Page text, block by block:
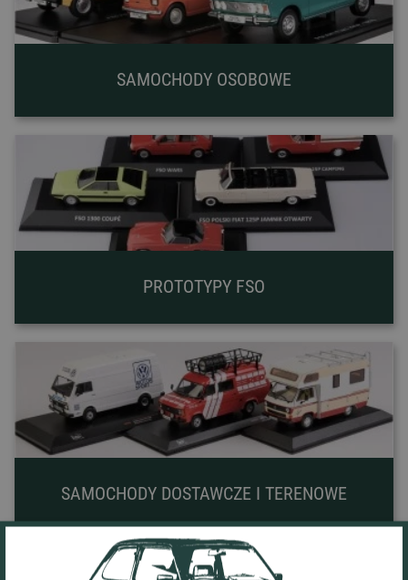
SAMOCHODY OSOBOWE
PROTOTYPY FSO
SAMOCHODY DOSTAWCZE I TERENOWE